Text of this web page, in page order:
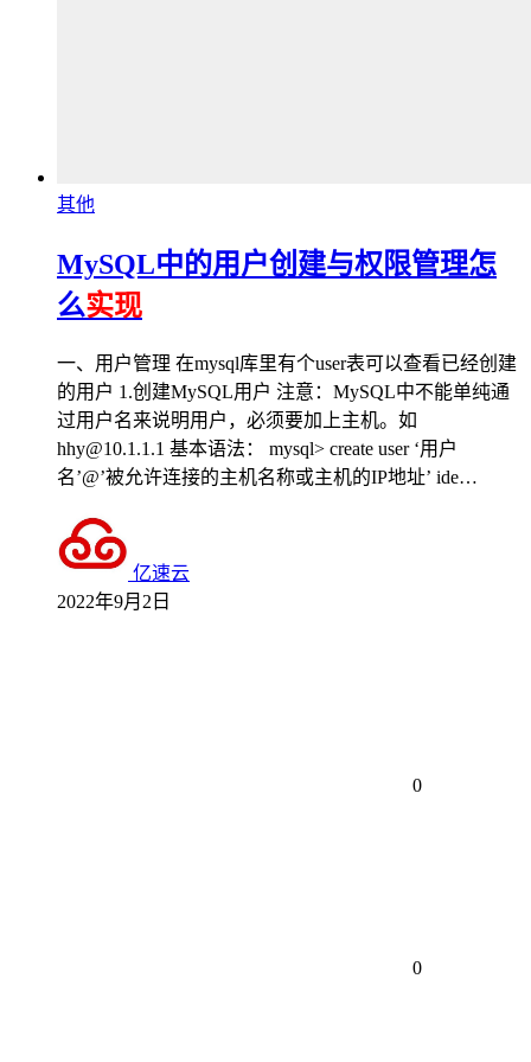
其他
MySQL中的用户创建与权限管理怎
么实现
一、用户管理 在mysql库里有个user表可以查看已经创建
的用户 1.创建MySQL用户 注意：MySQL中不能单纯通
过用户名来说明用户，必须要加上主机。如
hhy@10.1.1.1 基本语法： mysql> create user ‘用户
名’@’被允许连接的主机名称或主机的IP地址’ ide…
亿速云
2022年9月2日
0
0